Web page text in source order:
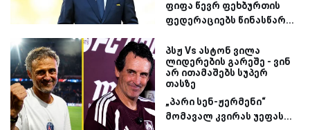
ფიფა წევრ ფეხბურთის
ფედერაციებს წინასწარ...
პსჟ Vs ასტონ ვილა
ლიდერების გარეშე - ვინ
არ ითამაშებს სუპერ
თასზე
„პარი სენ-ჟერმენი“
მომავალ კვირას უეფას...